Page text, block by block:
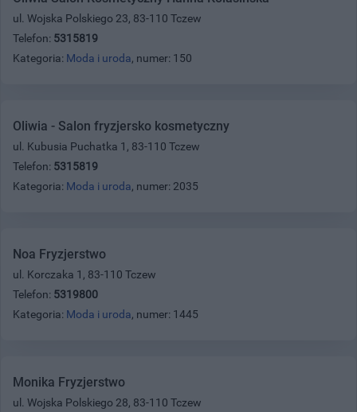
ul. Wojska Polskiego 23, 83-110 Tczew
Telefon: 5315819
Kategoria: Moda i uroda, numer: 150
Oliwia - Salon fryzjersko kosmetyczny
ul. Kubusia Puchatka 1, 83-110 Tczew
Telefon: 5315819
Kategoria: Moda i uroda, numer: 2035
Noa Fryzjerstwo
ul. Korczaka 1, 83-110 Tczew
Telefon: 5319800
Kategoria: Moda i uroda, numer: 1445
Monika Fryzjerstwo
ul. Wojska Polskiego 28, 83-110 Tczew